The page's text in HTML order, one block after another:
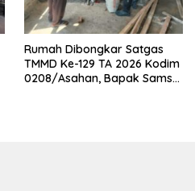
Rumah Dibongkar Satgas
TMMD Ke-129 TA 2026 Kodim
0208/Asahan, Bapak Samsul